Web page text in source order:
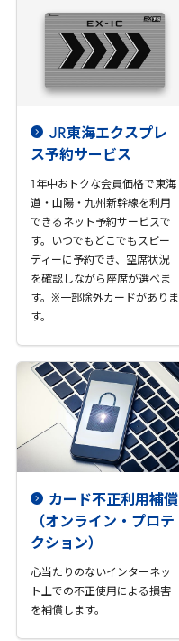
JR東海エクスプレ
ス予約サービス
年中おトクな会員価格で東海
道・山陽・九州新幹線を利用
できるネット予約サービスで
す。いつでもどこでもスピー
ディーに予約でき、空席状況
を確認しながら座席が選べま
す。※一部除外カードがありま
す。
カード不正利用補償
（オンライン・プロテ
クション）
心当たりのないインターネッ
ト上での不正使用による損害
を補償します。